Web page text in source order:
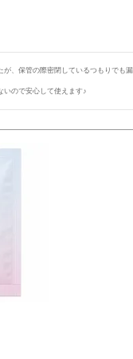
が、保管の際密閉しているつもりでも
いので安心して使えます♪